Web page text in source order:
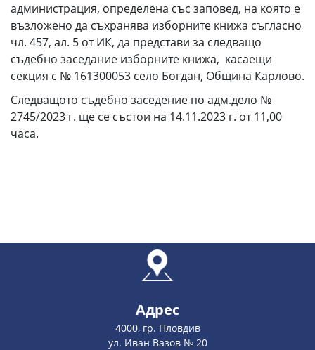
администрация, определена със заповед, на която е
възложено да съхранява изборните книжа съгласно
чл. 457, ал. 5 от ИК, да представи за следващо
съдебно заседание изборните книжа, касаещи
секция с № 161300053 село Богдан, Община Карлово.
Следващото съдебно заседение по адм.дело №
2745/2023 г. ще се състои на 14.11.2023 г. от 11,00
часа.
Адрес
4000, гр. Пловдив
ул. Иван Вазов № 20